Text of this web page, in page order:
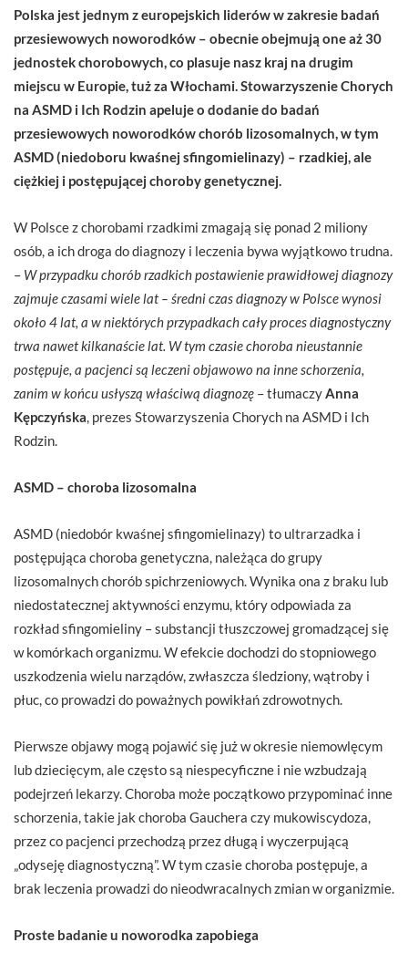
Polska jest jednym z europejskich liderów w zakresie badań
przesiewowych noworodków – obecnie obejmują one aż 30
jednostek chorobowych, co plasuje nasz kraj na drugim
miejscu w Europie, tuż za Włochami. Stowarzyszenie Chorych
na ASMD i Ich Rodzin apeluje o dodanie do badań
przesiewowych noworodków chorób lizosomalnych, w tym
ASMD (niedoboru kwaśnej sfingomielinazy) – rzadkiej, ale
ciężkiej i postępującej choroby genetycznej.
W Polsce z chorobami rzadkimi zmagają się ponad 2 miliony
osób, a ich droga do diagnozy i leczenia bywa wyjątkowo trudna.
– W przypadku chorób rzadkich postawienie prawidłowej diagnozy
zajmuje czasami wiele lat – średni czas diagnozy w Polsce wynosi
około 4 lat, a w niektórych przypadkach cały proces diagnostyczny
trwa nawet kilkanaście lat. W tym czasie choroba nieustannie
postępuje, a pacjenci są leczeni objawowo na inne schorzenia,
zanim w końcu usłyszą właściwą diagnozę – tłumaczy Anna
Kępczyńska , prezes Stowarzyszenia Chorych na ASMD i Ich
Rodzin.
ASMD – choroba lizosomalna
ASMD (niedobór kwaśnej sfingomielinazy) to ultrarzadka i
postępująca choroba genetyczna, należąca do grupy
lizosomalnych chorób spichrzeniowych. Wynika ona z braku lub
niedostatecznej aktywności enzymu, który odpowiada za
rozkład sfingomieliny – substancji tłuszczowej gromadzącej się
w komórkach organizmu. W efekcie dochodzi do stopniowego
uszkodzenia wielu narządów, zwłaszcza śledziony, wątroby i
płuc, co prowadzi do poważnych powikłań zdrowotnych.
Pierwsze objawy mogą pojawić się już w okresie niemowlęcym
lub dziecięcym, ale często są niespecyficzne i nie wzbudzają
podejrzeń lekarzy. Choroba może początkowo przypominać inne
schorzenia, takie jak choroba Gauchera czy mukowiscydoza,
przez co pacjenci przechodzą przez długą i wyczerpującą
„odyseję diagnostyczną”. W tym czasie choroba postępuje, a
brak leczenia prowadzi do nieodwracalnych zmian w organizmie.
Proste badanie u noworodka zapobiega